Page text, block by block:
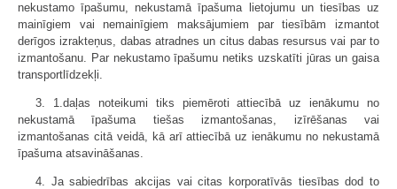
nekustamo īpašumu, nekustamā īpašuma lietojumu un tiesības uz
mainīgiem vai nemainīgiem maksājumiem par tiesībām izmantot
derīgos izrakteņus, dabas atradnes un citus dabas resursus vai par to
izmantošanu. Par nekustamo īpašumu netiks uzskatīti jūras un gaisa
transportlīdzekļi.
3. 1.daļas noteikumi tiks piemēroti attiecībā uz ienākumu no
nekustamā īpašuma tiešas izmantošanas, izīrēšanas vai
izmantošanas citā veidā, kā arī attiecībā uz ienākumu no nekustamā
īpašuma atsavināšanas.
4. Ja sabiedrības akcijas vai citas korporatīvās tiesības dod to